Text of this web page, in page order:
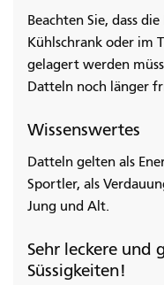
Beachten Sie, dass
Kühlschrank oder im
gelagert werden
Datteln noch länger
Wissenswertes
Datteln gelten als
Sportler, als
Jung und Alt.
Sehr leckere und
Süssigkeiten!